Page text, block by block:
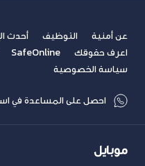
عن أمنية التوظيف أحدث
اعرف حقوقك
SafeOnline
سياسة الخصوصية
احصل على المساعدة في
موبايل